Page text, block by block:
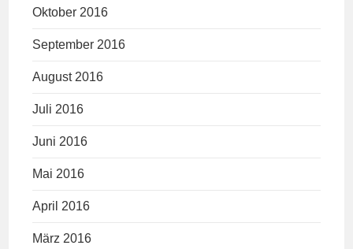
Oktober 2016
September 2016
August 2016
Juli 2016
Juni 2016
Mai 2016
April 2016
März 2016